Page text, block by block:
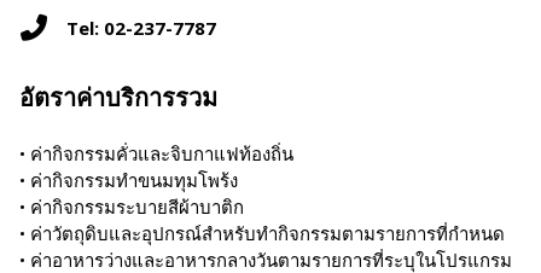
Tel: 02-237-7787
อัตราค่าบริการรวม
• ค่ากิจกรรมคั่วและจิบกาแฟท้องถิ่น
• ค่ากิจกรรมทำขนมทุมโพร้ง
• ค่ากิจกรรมระบายสีผ้าบาติก
• ค่าวัตถุดิบและอุปกรณ์สำหรับทำกิจกรรมตามรายการที่กำหนด
• ค่าอาหารว่างและอาหารกลางวันตามรายการที่ระบุในโปรแกรม